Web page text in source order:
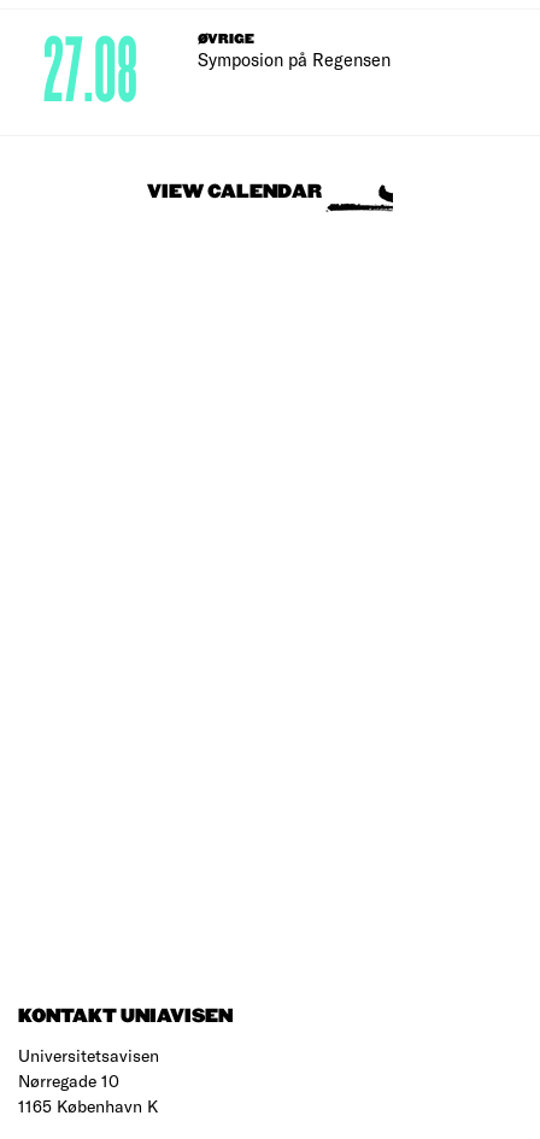
ØVRIGE
Symposion på Regensen
27.08
VIEW CALENDAR
KONTAKT UNIAVISEN
Universitetsavisen
Nørregade 10
1165 København K